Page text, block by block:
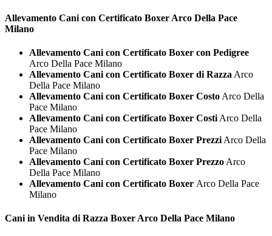
Allevamento Cani con Certificato Boxer Arco Della Pace
Milano
Allevamento Cani con Certificato Boxer con Pedigree
Arco Della Pace Milano
Allevamento Cani con Certificato Boxer di Razza Arco
Della Pace Milano
Allevamento Cani con Certificato Boxer Costo Arco Della
Pace Milano
Allevamento Cani con Certificato Boxer Costi Arco Della
Pace Milano
Allevamento Cani con Certificato Boxer Prezzi Arco Della
Pace Milano
Allevamento Cani con Certificato Boxer Prezzo Arco
Della Pace Milano
Allevamento Cani con Certificato Boxer Arco Della Pace
Milano
Cani in Vendita di Razza Boxer Arco Della Pace Milano